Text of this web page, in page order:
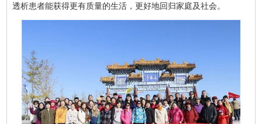
透析患者能获得更有质量的生活，更好地回归家庭及社会。